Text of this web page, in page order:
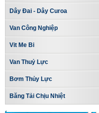
Dây Đai - Dây Curoa
Van Công Nghiệp
Vit Me Bi
Van Thuỷ Lực
Bơm Thủy Lực
Băng Tải Chịu Nhiệt